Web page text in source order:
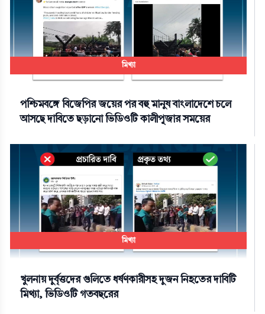
মিথ্যা
পশ্চিমবঙ্গে বিজেপির জয়ের পর বহু মানুষ বাংলাদেশে চলে
আসছে দাবিতে ছড়ানো ভিডিওটি কালীপূজার সময়ের
মিথ্যা
খুলনায় দুর্বৃত্তদের গুলিতে ধর্ষণকারীসহ দুজন নিহতের দাবিটি
মিথ্যা, ভিডিওটি গতবছরের